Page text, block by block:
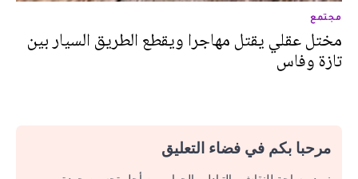
مجتمع
مختل عقلي يقتل مهاجرا ويقطع الطريق السيار بين
تازة وفاس
مرحبا بكم في فضاء التعليق